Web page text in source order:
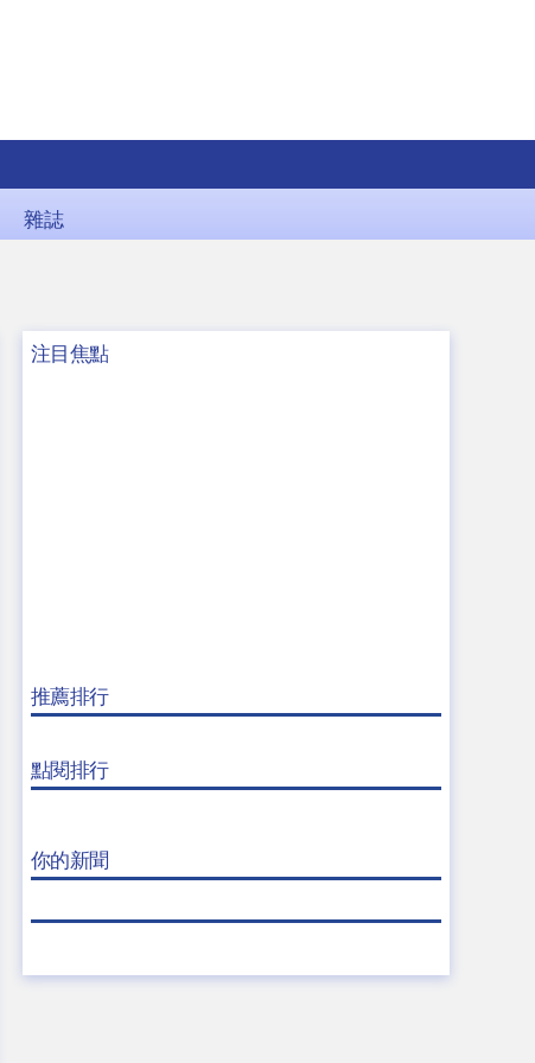
雜誌
注目焦點
推薦排行
點閱排行
你的新聞